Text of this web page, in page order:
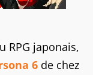
RPG japonais,
6 de chez